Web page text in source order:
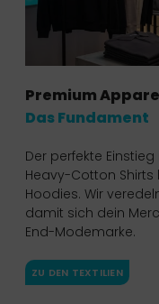
Premium
Das Fundament
Der perfekte
Heavy-Cotton
Hoodies. Wir
damit sich dein
End-Modemarke.
ZU DEN TEXTILIEN